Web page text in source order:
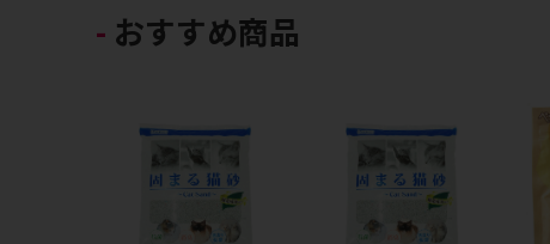
おすすめ商品